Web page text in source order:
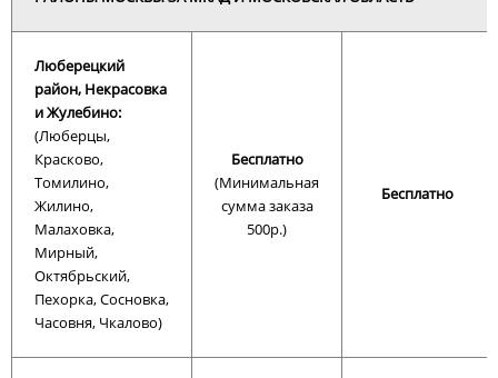
Люберецкий
район, Некрасовка
и Жулебино:
(Люберцы,
Красково,
Томилино,
Жилино,
Малаховка,
Мирный,
Октябрьский,
Пехорка, Сосновка,
Часовня, Чкалово)
Бесплатно
(Минимальная
сумма заказа
500р.)
Бесплатно